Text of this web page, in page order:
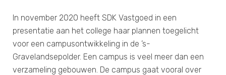
In november 2020 heeft SDK Vastgoed in een
presentatie aan het college haar plannen toegelicht
voor een campusontwikkeling in de ’s-
Gravelandsepolder. Een campus is veel meer dan een
verzameling gebouwen. De campus gaat vooral over